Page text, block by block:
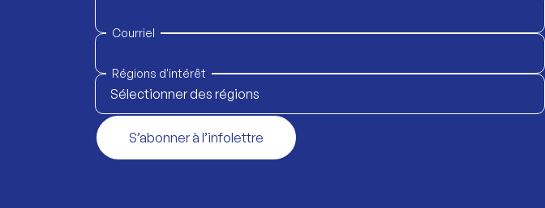
Courriel
Régions d'intérêt
Sélectionner des régions
S’abonner à l’infolettre